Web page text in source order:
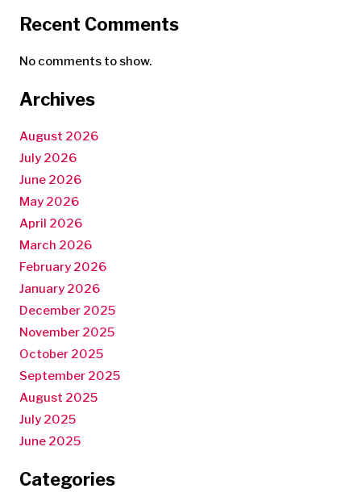
Recent Comments
No comments to show.
Archives
August 2026
July 2026
June 2026
May 2026
April 2026
March 2026
February 2026
January 2026
December 2025
November 2025
October 2025
September 2025
August 2025
July 2025
June 2025
Categories